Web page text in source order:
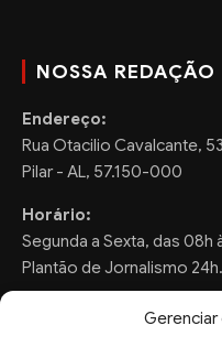
NOSSA REDAÇÃO
Endereço:
Rua Otacilio Cavalcante, 53
Pilar - AL, 57.150-000
Horário:
Segunda a Sexta, das 08h
Plantão de Jornalismo 24h.